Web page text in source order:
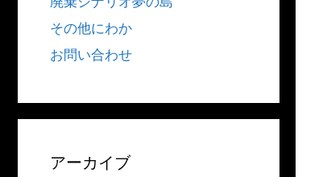
その他にわか
お問い合わせ
アーカイブ